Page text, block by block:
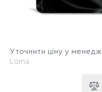
Уточнити ціну у
Loma